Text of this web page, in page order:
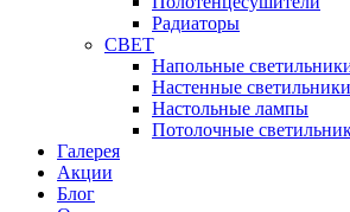
Радиаторы
СВЕТ
Напольные
Настенные светильники
Настольные лампы
Потолочные
Галерея
Акции
Блог